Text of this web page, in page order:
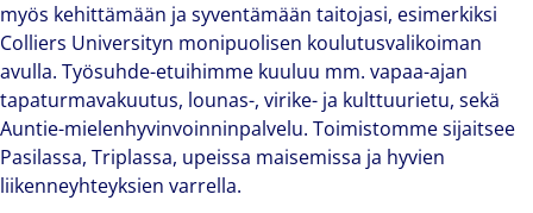
myös kehittämään ja syventämään taitojasi, esimerkiksi
Colliers Universityn monipuolisen koulutusvalikoiman
avulla. Työsuhde-etuihimme kuuluu mm. vapaa-ajan
tapaturmavakuutus, lounas-, virike- ja kulttuurietu, sekä
Auntie-mielenhyvinvoinninpalvelu. Toimistomme sijaitsee
Pasilassa, Triplassa, upeissa maisemissa ja hyvien
liikenneyhteyksien varrella.